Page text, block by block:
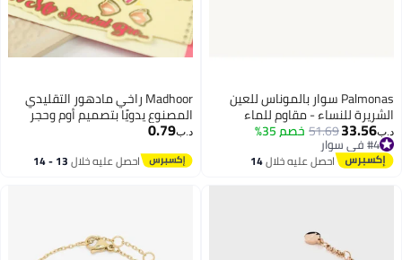
Palmonas سوار بالموناس للعين
الشريرة للنساء - مقاوم للماء
ومضاد للتآكل
د.ب‏33.56
51.69خصم 35%
#4 في سوار
#4 في سوار احصل عليه خلال14
Madhoor راخي مادهور التقليدي
المصنوع يدويًا بتصميم أوم وحجر
فضي، راخي خيط فاخر للأخ، راخي
سم
د.ب‏0.79
احصل عليه خلال 13 - 14